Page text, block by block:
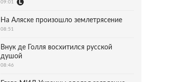
09:01
На Аляске произошло землетрясение
08:51
Внук де Голля восхитился русской
душой
08:46